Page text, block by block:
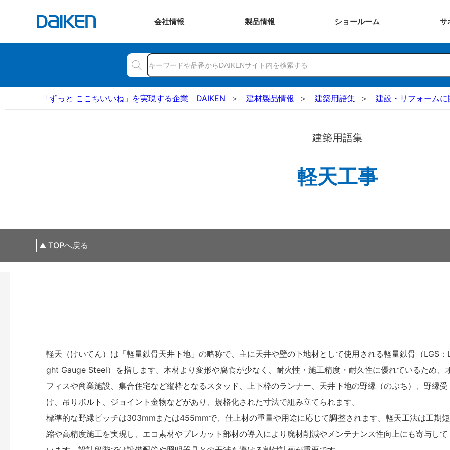
会社情報 製品情報 ショールーム サ
「ずっと ここちいいね」を実現する企業 DAIKEN 建材製品情報 建築用語集 建設・リフォーム
建築用語集
軽天工事
TOPへ戻る
軽天（けいてん）は「軽量鉄骨天井下地」の略称で、主に天井や壁の下地材として使用される軽量鉄骨（LGS：
ght Gauge Steel）を指します。木材より変形や腐食が少なく、耐火性・施工精度・耐久性に優れているため、
フィスや商業施設、集合住宅など縦枠となるスタッド、上下枠のランナー、天井下地の野縁（のぶち）、野縁受
け、吊りボルト、ジョイント金物などがあり、規格化された寸法で組み立てられます。
標準的な野縁ピッチは303mmまたは455mmで、仕上材の重量や用途に応じて調整されます。軽天工法は工期短
縮や高精度施工を実現し、エコ素材やプレカット部材の導入により廃材削減やメンテナンス性向上にも寄与して